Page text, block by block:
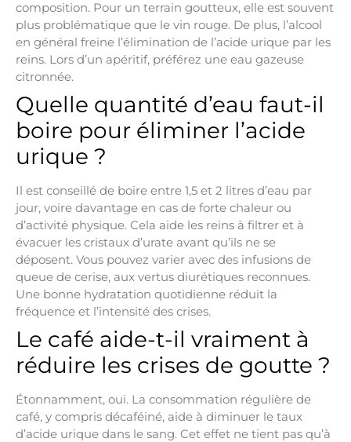
composition. Pour un terrain goutteux, elle est souvent
plus problématique que le vin rouge. De plus, l’alcool
en général freine l’élimination de l’acide urique par les
reins. Lors d’un apéritif, préférez une eau gazeuse
citronnée.
Quelle quantité d’eau faut-il
boire pour éliminer l’acide
urique ?
Il est conseillé de boire entre 1,5 et 2 litres d’eau par
jour, voire davantage en cas de forte chaleur ou
d’activité physique. Cela aide les reins à filtrer et à
évacuer les cristaux d’urate avant qu’ils ne se
déposent. Vous pouvez varier avec des infusions de
queue de cerise, aux vertus diurétiques reconnues.
Une bonne hydratation quotidienne réduit la
fréquence et l’intensité des crises.
Le café aide-t-il vraiment à
réduire les crises de goutte ?
Étonnamment, oui. La consommation régulière de
café, y compris décaféiné, aide à diminuer le taux
d’acide urique dans le sang. Cet effet ne tient pas qu’à